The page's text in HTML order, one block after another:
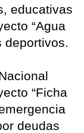
educativas
“Agua
deportivos.
“Ficha
deudas